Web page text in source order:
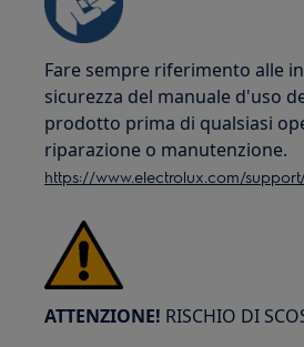
Fare sempre riferimento alle
sicurezza del manuale d'uso
prodotto prima di qualsiasi
riparazione o manutenzione.
https://www.electrolux.com/
ATTENZIONE! RISCHIO DI